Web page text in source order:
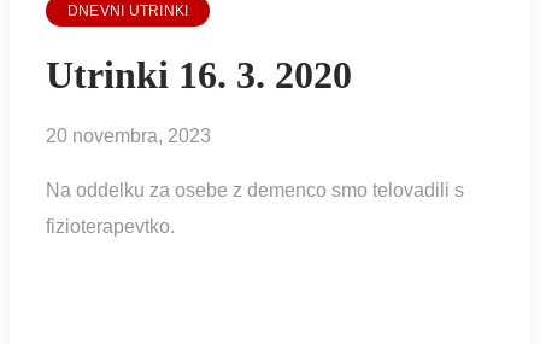
DNEVNI UTRINKI
Utrinki 16. 3. 2020
20 novembra, 2023
Na oddelku za osebe z demenco smo telovadili s
fizioterapevtko.